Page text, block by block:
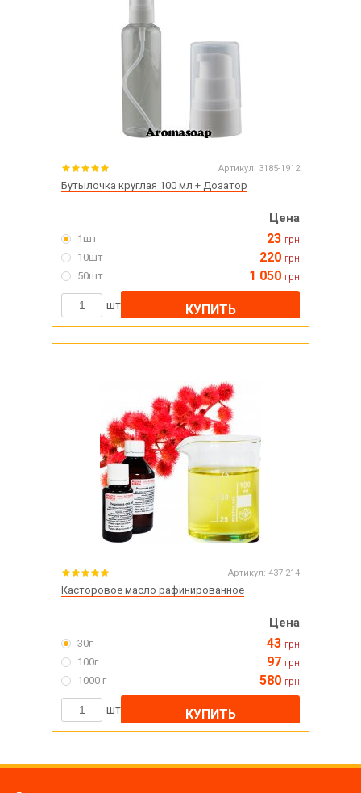
Артикул: 3185-1912
Бутылочка круглая 100 мл + Дозатор
Цена
1шт 23 грн
10шт 220 грн
50шт 1 050 грн
шт КУПИТЬ
Артикул: 437-214
Касторовое масло рафинированное
Цена
30г 43 грн
100г 97 грн
1000 г 580 грн
шт КУПИТЬ